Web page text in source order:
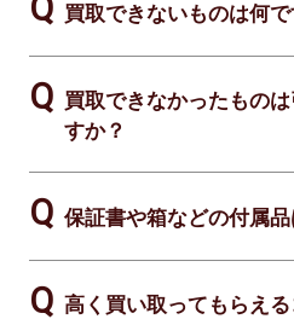
買取できないものは何で
買取できなかったもの
すか？
保証書や箱などの付属
高く買い取ってもらえ